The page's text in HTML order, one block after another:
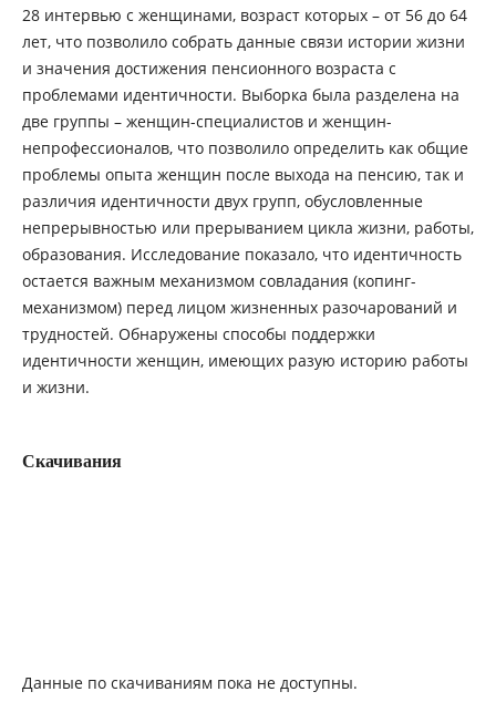
28 интервью с женщинами, возраст которых – от 56 до 64
лет, что позволило собрать данные связи истории жизни
и значения достижения пенсионного возраста с
проблемами идентичности. Выборка была разделена на
две группы – женщин-специалистов и женщин-
непрофессионалов, что позволило определить как общие
проблемы опыта женщин после выхода на пенсию, так и
различия идентичности двух групп, обусловленные
непрерывностью или прерыванием цикла жизни, работы,
образования. Исследование показало, что идентичность
остается важным механизмом совладания (копинг-
механизмом) перед лицом жизненных разочарований и
трудностей. Обнаружены способы поддержки
идентичности женщин, имеющих разую историю работы
и жизни.
Скачивания
Данные по скачиваниям пока не доступны.